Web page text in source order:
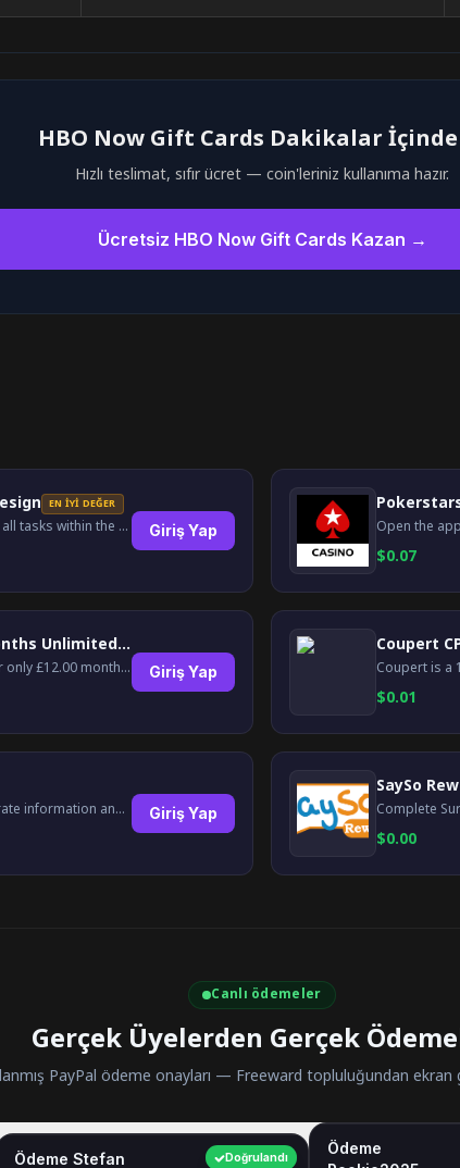
HBO Now Gift Cards Dakikalar
Hızlı teslimat, sıfır ücret — coin'leriniz kullanıma hazır.
Ücretsiz HBO Now Gift Cards Kazan →
EN İYI DEĞER
Play the game and complete all tasks within the specified timeframes. Giriş Yap
$0.07
Lyca Mobile UK - 24 Months Unlimited Plus!
24 Months Unlimited Plus for only £12.00 monthly for the first 6 months, then £24. Activate your new service today for just £12.00 to earn reward. Giriş Yap
Coupert
$0.01
Complete surveys with accurate information and earn up to $5 per survey! Giriş Yap
SaySo
Complete
$0.00
Canlı ödemeler
Gerçek Üyelerden Gerçek
PayPal ödeme onayları — Freeward topluluğundan ekran
Doğrulandı
Ödeme Stefan $35.00
Ödeme